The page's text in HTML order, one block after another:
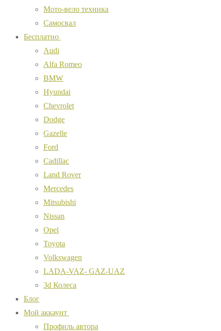
Мото-вело техника
Самосвал
Бесплатно
Audi
Alfa Romeo
BMW
Hyundai
Chevrolet
Dodge
Gazelle
Ford
Cadillac
Land Rover
Mercedes
Mitsubishi
Nissan
Opel
Toyota
Volkswagen
LADA-VAZ- GAZ-UAZ
3d Колеса
Блог
Мой аккаунт
Профиль автора